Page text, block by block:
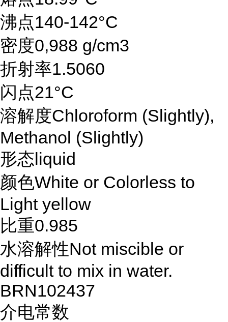
沸点140-142°C
密度0,988 g/cm3
折射率1.5060
闪点21°C
溶解度Chloroform (Slightly),
Methanol (Slightly)
形态liquid
颜色White or Colorless to
Light yellow
比重0.985
水溶解性Not miscible or
difficult to mix in water.
BRN102437
介电常数